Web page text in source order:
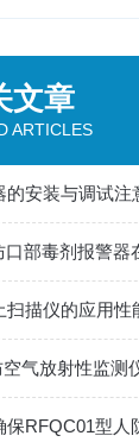
文章
ARTICLES